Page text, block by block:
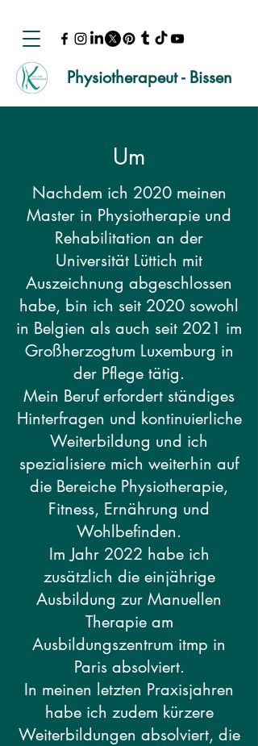
Physiotherapeut - Bissen
Um
Nachdem ich 2020 meinen
Master in Physiotherapie und
Rehabilitation an der
Universität Lüttich mit
Auszeichnung abgeschlossen
habe, bin ich seit 2020 sowohl
in Belgien als auch seit 2021 im
Großherzogtum Luxemburg in
der Pflege tätig.
Mein Beruf erfordert ständiges
Hinterfragen und kontinuierliche
Weiterbildung und ich
spezialisiere mich weiterhin auf
die Bereiche Physiotherapie,
Fitness, Ernährung und
Wohlbefinden.
Im Jahr 2022 habe ich
zusätzlich die einjährige
Ausbildung zur Manuellen
Therapie am
Ausbildungszentrum itmp in
Paris absolviert.
In meinen letzten Praxisjahren
habe ich zudem kürzere
Weiterbildungen absolviert, die